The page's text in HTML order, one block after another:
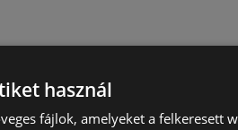
használ
fájlok, amelyeket a felkeresett